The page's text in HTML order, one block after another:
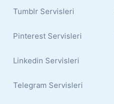
Tumblr Servisleri
Pinterest Servisleri
Linkedin Servisleri
Telegram Servisleri